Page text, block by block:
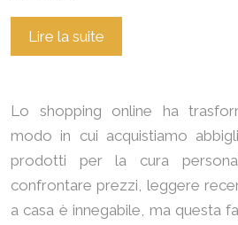
Lire la suite
Lo shopping online ha
modo in cui acquistiamo
prodotti per la cura
confrontare prezzi, leggere
a casa è innegabile, ma questa